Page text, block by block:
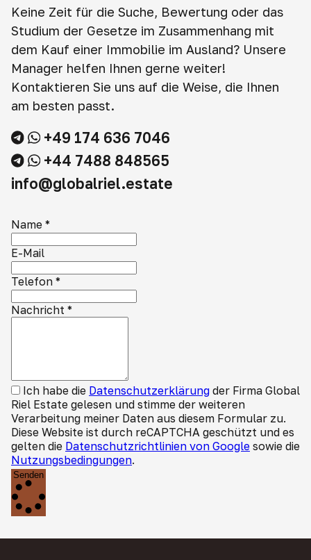
Keine Zeit für die Suche, Bewertung oder das
Studium der Gesetze im Zusammenhang mit
dem Kauf einer Immobilie im Ausland? Unsere
Manager helfen Ihnen gerne weiter!
Kontaktieren Sie uns auf die Weise, die Ihnen
am besten passt.
+49 174 636 7046
+44 7488 848565
info@globalriel.estate
Name *
E-Mail
Telefon *
Nachricht *
Ich habe die Datenschutzerklärung der Firma Global
Riel Estate gelesen und stimme der weiteren
Verarbeitung meiner Daten aus diesem Formular zu.
Diese Website ist durch reCAPTCHA geschützt und es
gelten die Datenschutzrichtlinien von Google sowie die
Nutzungsbedingungen.
Senden